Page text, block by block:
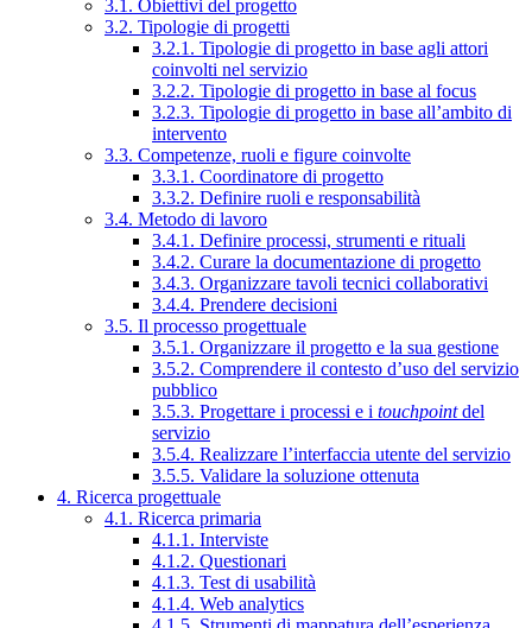
3.1. Obiettivi del progetto
3.2. Tipologie di progetti
3.2.1. Tipologie di progetto in base agli attori
coinvolti nel servizio
3.2.2. Tipologie di progetto in base al focus
3.2.3. Tipologie di progetto in base all’ambito di
intervento
3.3. Competenze, ruoli e figure coinvolte
3.3.1. Coordinatore di progetto
3.3.2. Definire ruoli e responsabilità
3.4. Metodo di lavoro
3.4.1. Definire processi, strumenti e rituali
3.4.2. Curare la documentazione di progetto
3.4.3. Organizzare tavoli tecnici collaborativi
3.4.4. Prendere decisioni
3.5. Il processo progettuale
3.5.1. Organizzare il progetto e la sua gestione
3.5.2. Comprendere il contesto d’uso del servizio
pubblico
3.5.3. Progettare i processi e i touchpointdel
servizio
3.5.4. Realizzare l’interfaccia utente del servizio
3.5.5. Validare la soluzione ottenuta
4. Ricerca progettuale
4.1. Ricerca primaria
4.1.1. Interviste
4.1.2. Questionari
4.1.3. Test di usabilità
4.1.4. Web analytics